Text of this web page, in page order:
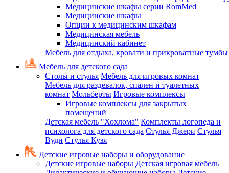
Медицинские шкафы серии RomMed
Медицинские шкафы
Опции к медицинским шкафам
Медицинская мебель
Медицинский кабинет
Мебель для отдыха, кровати и прикроватные тумбы
Мебель для детского сада
Столы и стулья Мебель для игровых комнат
Мебель для раздевалок, спален и туалетных
комнат Мольберты Игровые комплексы
Игровые комплексы для закрытых
помещений
Детская мебель "Хохлома" Комплекты логопеда и
психолога для детского сада Стулья Джери Стулья
Вуди Стулья Кузя
Детские игровые наборы и оборудование
Детские игровые наборы Детская игровая мебель